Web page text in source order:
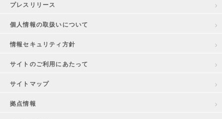
プレスリリース
個人情報の取扱いについて
情報セキュリティ方針
サイトのご利用にあたって
サイトマップ
拠点情報